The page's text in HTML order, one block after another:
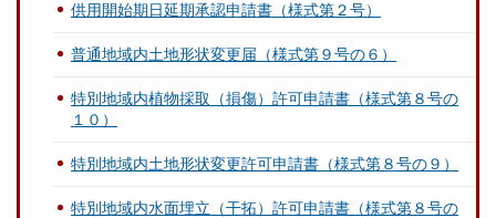
供用開始期日延期承認申請書（様式第２号）
普通地域内土地形状変更届（様式第９号の６）
特別地域内植物採取（損傷）許可申請書（様式第８号の
１０）
特別地域内土地形状変更許可申請書（様式第８号の９）
特別地域内水面埋立（干拓）許可申請書（様式第８号の